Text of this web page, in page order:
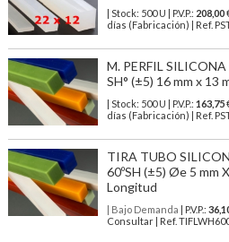
| Stock: 500 U | P.V.P.: 208,00
días (Fabricación) | Ref.
M. PERFIL
SH° (±5) 16 mm x 13
| Stock: 500 U | P.V.P.: 163,75
días (Fabricación) | Ref.
TIRA TUBO
60ºSH (±5) Øe 5 mm
Longitud
| Bajo Demanda | P.V.P.:
Consultar | Ref.